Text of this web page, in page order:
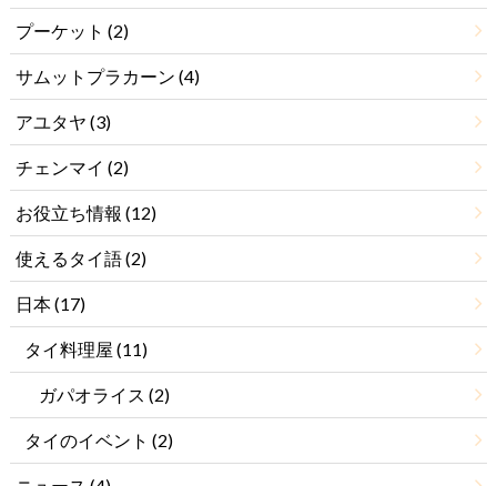
プーケット (2)
サムットプラカーン (4)
アユタヤ (3)
チェンマイ (2)
お役立ち情報 (12)
使えるタイ語(2)
日本(17)
タイ料理屋 (11)
ガパオライス (2)
タイのイベント (2)